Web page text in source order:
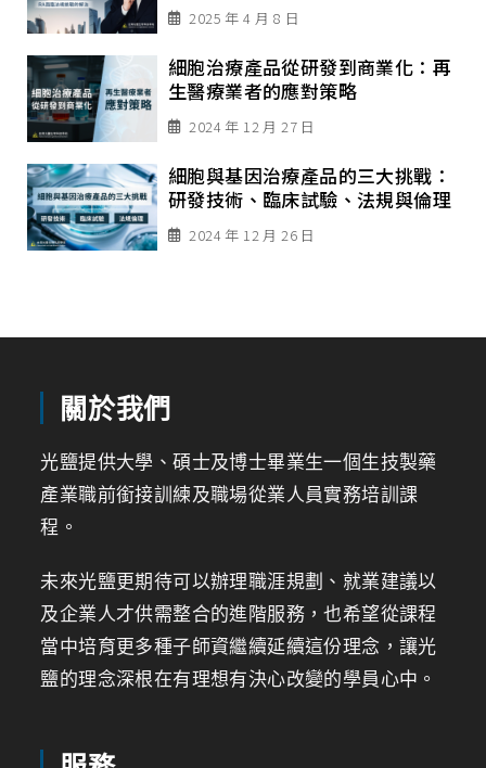
2025 年 4 月 8 日
細胞治療產品從研發到商業化：再
生醫療業者的應對策略
2024 年 12 月 27 日
細胞與基因治療產品的三大挑戰：
研發技術、臨床試驗、法規與倫理
2024 年 12 月 26 日
關於我們
光鹽提供大學、碩士及博士畢業生一個生技製藥
產業職前銜接訓練及職場從業人員實務培訓課
程。
未來光鹽更期待可以辦理職涯規劃、就業建議以
及企業人才供需整合的進階服務，也希望從課程
當中培育更多種子師資繼續延續這份理念，讓光
鹽的理念深根在有理想有決心改變的學員心中。